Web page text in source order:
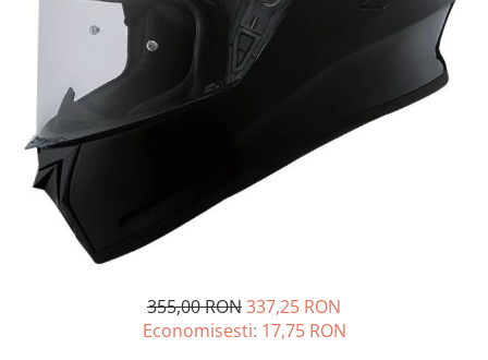
GOES MY 2026
MODEL ATV CAN-AM
Can-Am Outlander
Can-Am Renegade
CAN-AM MY 2026
Capacitate
200 - 400 cmc. (8)
400 - 600 cmc. (65)
600 - 800 cmc. (29)
Manusi
Tricouri
Pantaloni
Borseta
Geanta
Rucsac
ECHIPAMENTE COPII
ACCESORII MOTO
ACCESORII IARNA ATV / SSV
SUPORT SKIJET
ACCESORII ATV
ANVELOPE ATV
BULLBAR SSV
ACCESORII SSV
CUTII SSV
355,00 RON337,25 RON
Economisesti: 17,75 RON